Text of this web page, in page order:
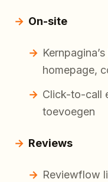
On-site
homepage,
Click-to-call
toevoegen
Reviews
Reviewflow